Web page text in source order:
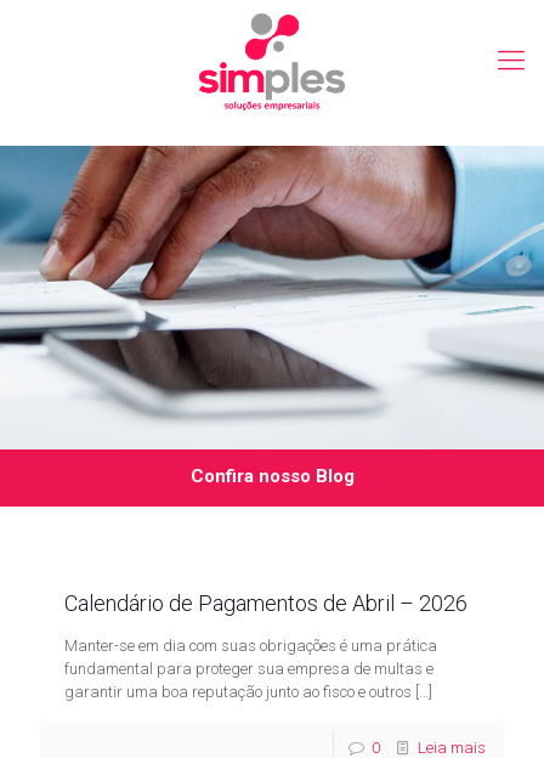
Confira nosso Blog
Calendário de Pagamentos de Abril – 2026
Manter-se em dia com suas obrigações é uma prática
fundamental para proteger sua empresa de multas e
garantir uma boa reputação junto ao fisco e outros […]
0 Leia mais